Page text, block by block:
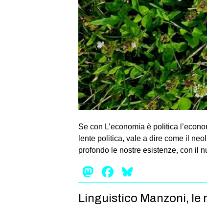
Se con L’economia è politica
lente politica, vale a dire come il
profondo le nostre esistenze, con il
Mastodon
Facebook
Linguistico Manzoni, le